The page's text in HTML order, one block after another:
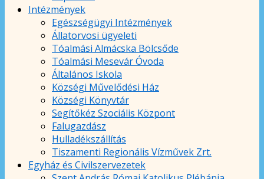
Intézmények
Egészségügyi Intézmények
Állatorvosi ügyeleti
Tóalmási Almácska Bölcsőde
Tóalmási Mesevár Óvoda
Általános Iskola
Községi Művelődési Ház
Községi Könyvtár
Segítőkéz Szociális Központ
Falugazdász
Hulladékszállítás
Tiszamenti Regionális Vízművek Zrt.
Egyház és Civilszervezetek